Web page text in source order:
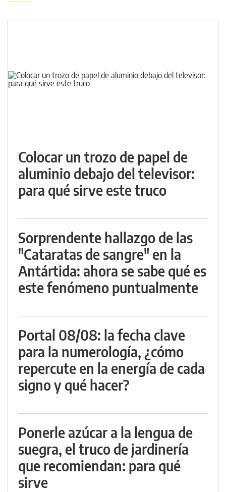
Colocar un trozo de papel de
aluminio debajo del televisor:
para qué sirve este truco
Sorprendente hallazgo de las
"Cataratas de sangre" en la
Antártida: ahora se sabe qué es
este fenómeno puntualmente
Portal 08/08: la fecha clave
para la numerología, ¿cómo
repercute en la energía de cada
signo y qué hacer?
Ponerle azúcar a la lengua de
suegra, el truco de jardinería
que recomiendan: para qué
sirve